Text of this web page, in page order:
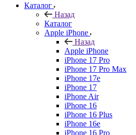
Каталог
Назад
Каталог
Apple iPhone
Назад
Apple iPhone
iPhone 17 Pro
iPhone 17 Pro Max
iPhone 17e
iPhone 17
iPhone Air
iPhone 16
iPhone 16 Plus
iPhone 16e
iPhone 16 Pro